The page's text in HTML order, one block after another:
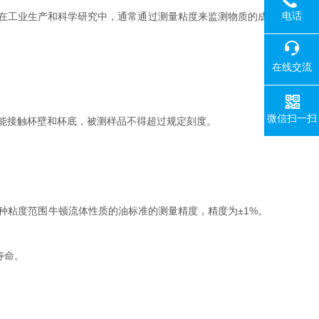
业生产和科学研究中，通常通过测量粘度来监测物质的成
触杯壁和杯底，被测样品不得超过规定刻度。
度范围牛顿流体性质的油标准的测量精度，精度为±1%。
。
电话
在线交流
微信扫一扫